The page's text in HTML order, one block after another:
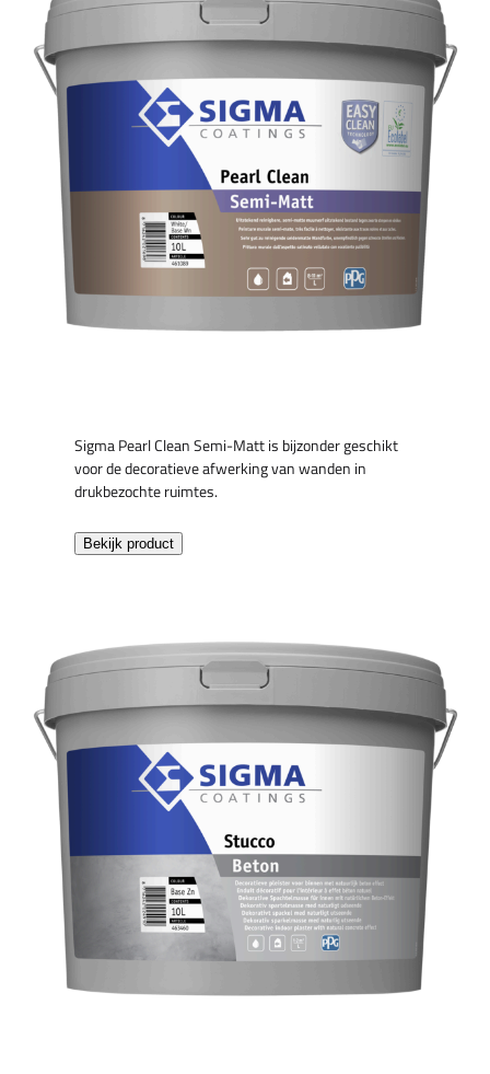
Sigma Pearl Clean Semi-Matt is bijzonder geschikt
voor de decoratieve afwerking van wanden in
drukbezochte ruimtes.
Bekijk product